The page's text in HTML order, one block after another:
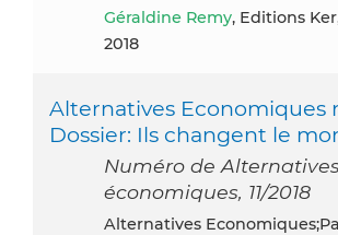
Géraldine Remy, Editions
2018
Alternatives Economiques
Dossier: Ils changent le
Numéro de Alternatives
économiques, 11/2018
Alternatives Economiques;Paris, novembre